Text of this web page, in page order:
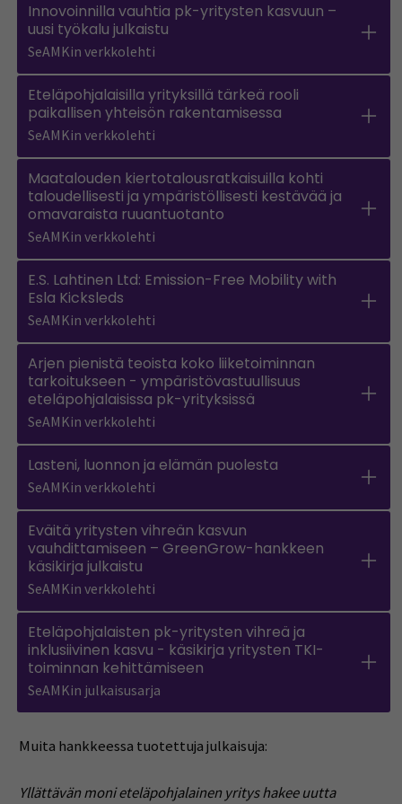
Innovoinnilla vauhtia pk-yritysten kasvuun –
uusi työkalu julkaistu
SeAMKin verkkolehti
Eteläpohjalaisilla yrityksillä tärkeä rooli
paikallisen yhteisön rakentamisessa
SeAMKin verkkolehti
Maatalouden kiertotalousratkaisuilla kohti
taloudellisesti ja ympäristöllisesti kestävää ja
omavaraista ruuantuotanto
SeAMKin verkkolehti
E.S. Lahtinen Ltd: Emission-Free Mobility with
Esla Kicksleds
SeAMKin verkkolehti
Arjen pienistä teoista koko liiketoiminnan
tarkoitukseen - ympäristövastuullisuus
eteläpohjalaisissa pk-yrityksissä
SeAMKin verkkolehti
Lasteni, luonnon ja elämän puolesta
SeAMKin verkkolehti
Eväitä yritysten vihreän kasvun
vauhdittamiseen – GreenGrow-hankkeen
käsikirja julkaistu
SeAMKin verkkolehti
Eteläpohjalaisten pk-yritysten vihreä ja
inklusiivinen kasvu - käsikirja yritysten TKI-
toiminnan kehittämiseen
SeAMKin julkaisusarja
Muita hankkeessa tuotettuja julkaisuja:
Yllättävän moni eteläpohjalainen yritys hakee uutta